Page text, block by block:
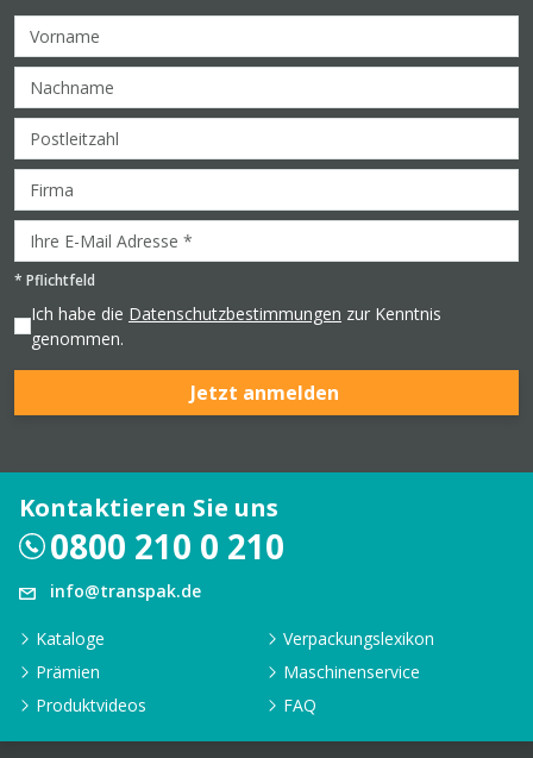
* Pflichtfeld
Ich habe die Datenschutzbestimmungen zur Kenntnis
genommen.
Jetzt anmelden
Kontaktieren Sie uns
0800 210 0 210
info@transpak.de
Kataloge
Verpackungslexikon
Prämien
Maschinenservice
Produktvideos
FAQ